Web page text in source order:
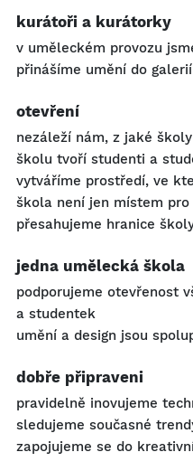
kurátoři a kurátorky
v uměleckém provozu
přinášíme umění do
otevření
nezáleží nám, z jaké
školu tvoří studenti a
vytváříme prostředí, ve
škola není jen místem
přesahujeme hranice
jedna umělecká škola
podporujeme otevřenost
a studentek
umění a design jsou
dobře připraveni
pravidelně inovujeme
sledujeme současné
zapojujeme se do